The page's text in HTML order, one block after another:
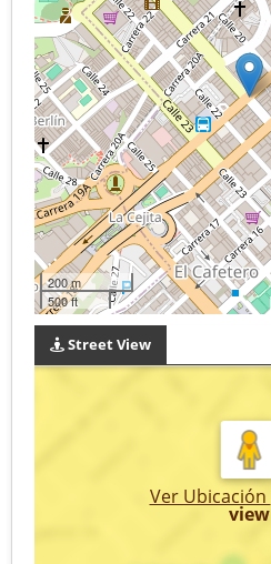
200 m
500 ft
Street View
Ver Ubicación
view